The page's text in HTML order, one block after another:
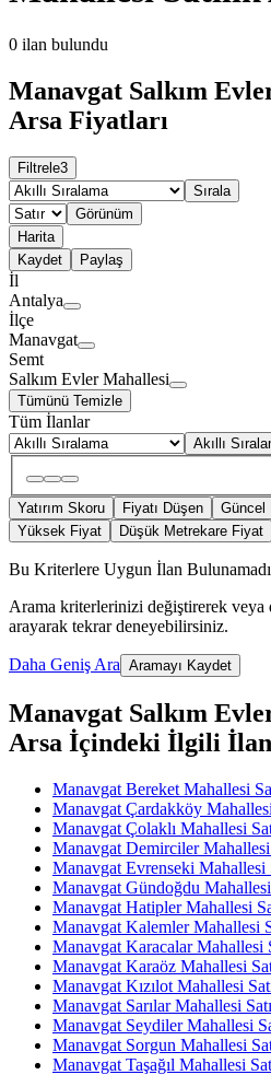
0 ilan bulundu
Manavgat Salkım
Arsa Fiyatları
Filtrele3
Sırala
Görünüm
Harita
Kaydet
Paylaş
İl
Antalya
İlçe
Manavgat
Semt
Salkım Evler Mahallesi
Tümünü Temizle
Tüm İlanlar
Akıllı
Yatırım Skoru Fiyatı Düşen Güncel
Yüksek Fiyat
Düşük Metrekare Fiyat
Bu Kriterlere Uygun İlan Bulunamadı
Arama kriterlerinizi değiştirerek veya
arayarak tekrar deneyebilirsiniz.
Daha Geniş Ara Aramayı Kaydet
Manavgat Salkım
Arsa İçindeki İlgili
Manavgat Bereket Mahallesi
Manavgat Çardakköy Mahallesi
Manavgat Çolaklı Mahallesi
Manavgat Demirciler Mahallesi
Manavgat Evrenseki Mahallesi
Manavgat Gündoğdu Mahallesi
Manavgat Hatipler Mahallesi
Manavgat Kalemler Mahallesi
Manavgat Karacalar Mahallesi
Manavgat Karaöz Mahallesi
Manavgat Kızılot Mahallesi
Manavgat Sarılar Mahallesi
Manavgat Seydiler Mahallesi
Manavgat Sorgun Mahallesi
Manavgat Taşağıl Mahallesi